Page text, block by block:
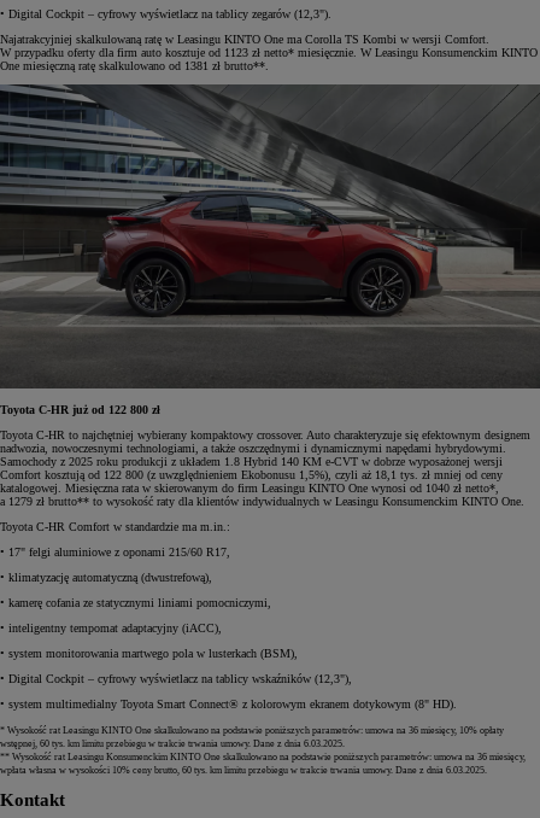
• Digital Cockpit – cyfrowy wyświetlacz na tablicy zegarów (12,3").
Najatrakcyjniej skalkulowaną ratę w Leasingu KINTO One ma Corolla TS Kombi w wersji Comfort.
W przypadku oferty dla firm auto kosztuje od 1123 zł netto* miesięcznie. W Leasingu Konsumenckim KINTO
One miesięczną ratę skalkulowano od 1381 zł brutto**.
Toyota C-HR już od 122 800 zł
Toyota C-HR to najchętniej wybierany kompaktowy crossover. Auto charakteryzuje się efektownym designem
nadwozia, nowoczesnymi technologiami, a także oszczędnymi i dynamicznymi napędami hybrydowymi.
Samochody z 2025 roku produkcji z układem 1.8 Hybrid 140 KM e-CVT w dobrze wyposażonej wersji
Comfort kosztują od 122 800 (z uwzględnieniem Ekobonusu 1,5%), czyli aż 18,1 tys. zł mniej od ceny
katalogowej. Miesięczna rata w skierowanym do firm Leasingu KINTO One wynosi od 1040 zł netto*,
a 1279 zł brutto** to wysokość raty dla klientów indywidualnych w Leasingu Konsumenckim KINTO One.
Toyota C-HR Comfort w standardzie ma m.in.:
• 17" felgi aluminiowe z oponami 215/60 R17,
• klimatyzację automatyczną (dwustrefową),
• kamerę cofania ze statycznymi liniami pomocniczymi,
• inteligentny tempomat adaptacyjny (iACC),
• system monitorowania martwego pola w lusterkach (BSM),
• Digital Cockpit – cyfrowy wyświetlacz na tablicy wskaźników (12,3"),
• system multimedialny Toyota Smart Connect® z kolorowym ekranem dotykowym (8" HD).
* Wysokość rat Leasingu KINTO One skalkulowano na podstawie poniższych parametrów: umowa na 36 miesięcy, 10% opłaty
wstępnej, 60 tys. km limitu przebiegu w trakcie trwania umowy. Dane z dnia 6.03.2025.
** Wysokość rat Leasingu Konsumenckim KINTO One skalkulowano na podstawie poniższych parametrów: umowa na 36 miesięcy,
wpłata własna w wysokości 10% ceny brutto, 60 tys. km limitu przebiegu w trakcie trwania umowy. Dane z dnia 6.03.2025.
Kontakt